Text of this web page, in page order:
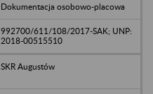
Dokumentacja osobowo-placowa
992700/611/108/2017-SAK; UNP:
2018-00515510
SKR Augustów